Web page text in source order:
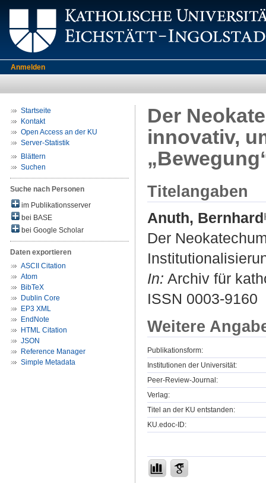
Anmelden
Startseite
Kontakt
Open Access an der KU
Server-Statistik
Blättern
Suchen
Suche nach Personen
im Publikationsserver
bei BASE
bei Google Scholar
Daten exportieren
ASCII Citation
Atom
BibTeX
Dublin Core
EP3 XML
EndNote
HTML Citation
JSON
Reference Manager
Simple Metadata
Der
innovativ,
Titelangaben
Anuth, Bernhard
Der
In: Archiv für
ISSN 0003-9160
Weitere
Publikationsform:
Institutionen der Universität:
Peer-Review-Journal:
Verlag:
Titel an der KU entstanden:
KU.edoc-ID: